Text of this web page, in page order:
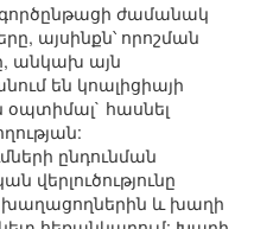
գործընթացի ժամանակ
այսինքն՝ որոշման
անկախ այն
են կոալիցիայի
օպտիմալ` հասնել
ընդունման
խաղացողներին և խաղի